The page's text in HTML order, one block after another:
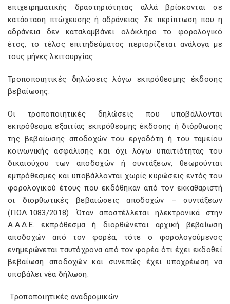
επιχειρηματικής δραστηριότητας αλλά βρίσκονται σε
κατάσταση πτώχευσης ή αδράνειας. Σε περίπτωση που η
αδράνεια δεν καταλαμβάνει ολόκληρο το φορολογικό
έτος, το τέλος επιτηδεύματος περιορίζεται ανάλογα με
τους μήνες λειτουργίας.
Τροποποιητικές δηλώσεις λόγω εκπρόθεσμης έκδοσης
βεβαίωσης.
Οι τροποποιητικές δηλώσεις που υποβάλλονται
εκπρόθεσμα εξαιτίας εκπρόθεσμης έκδοσης ή διόρθωσης
της βεβαίωσης αποδοχών του εργοδότη ή του ταμείου
κοινωνικής ασφάλισης και όχι λόγω υπαιτιότητας του
δικαιούχου των αποδοχών ή συντάξεων, θεωρούνται
εμπρόθεσμες και υποβάλλονται χωρίς κυρώσεις εντός του
φορολογικού έτους που εκδόθηκαν από τον εκκαθαριστή
οι διορθωτικές βεβαιώσεις αποδοχών – συντάξεων
(ΠΟΛ.1083/2018). Όταν αποστέλλεται ηλεκτρονικά στην
Α.Α.Δ.Ε. εκπρόθεσμα ή διορθώνεται αρχική βεβαίωση
αποδοχών από τον φορέα, τότε ο φορολογούμενος
ενημερώνεται ταυτόχρονα από τον φορέα ότι έχει εκδοθεί
βεβαίωση αποδοχών και συνεπώς έχει υποχρέωση να
υποβάλει νέα δήλωση.
Τροποποιητικές αναδρομικών